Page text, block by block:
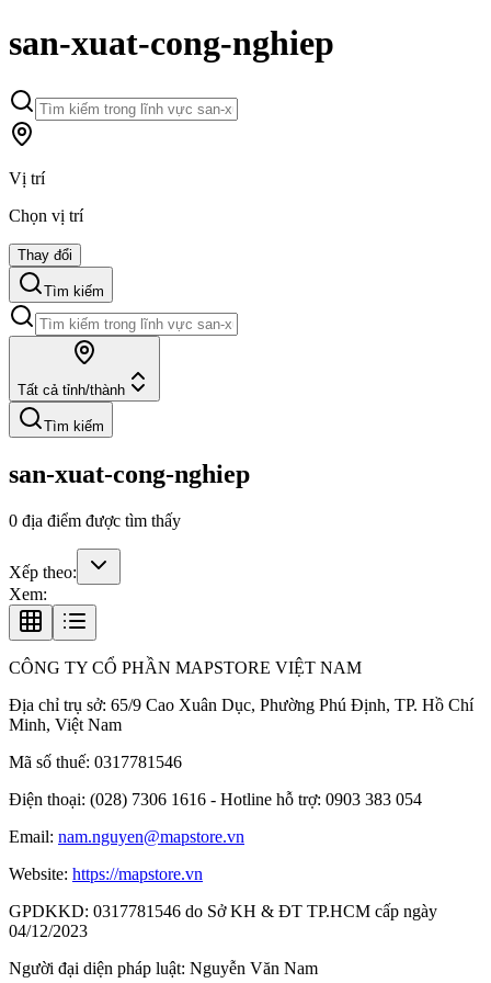
san-xuat-cong-nghiep
Vị trí
Chọn vị trí
Thay đổi
Tìm kiếm
Tất cả tỉnh/thành
Tìm kiếm
san-xuat-cong-nghiep
0 địa điểm được tìm thấy
Xếp theo:
Xem:
CÔNG TY CỔ PHẦN MAPSTORE VIỆT NAM
Địa chỉ trụ sở: 65/9 Cao Xuân Dục, Phường Phú Định, TP. Hồ Chí
Minh, Việt Nam
Mã số thuế: 0317781546
Điện thoại: (028) 7306 1616 - Hotline hỗ trợ: 0903 383 054
Email: nam.nguyen@mapstore.vn
Website: https://mapstore.vn
GPDKKD: 0317781546 do Sở KH & ĐT TP.HCM cấp ngày
04/12/2023
Người đại diện pháp luật: Nguyễn Văn Nam